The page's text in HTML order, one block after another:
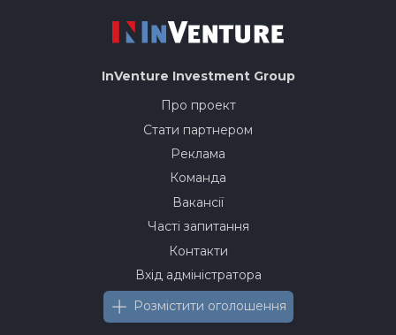
InVenture Investment Group
Про проект
Стати партнером
Реклама
Команда
Вакансії
Часті запитання
Контакти
Вхід адміністратора
Розмістити оголошення